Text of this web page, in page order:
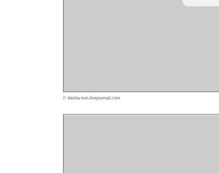
// dasha-tsin.livejournal.com